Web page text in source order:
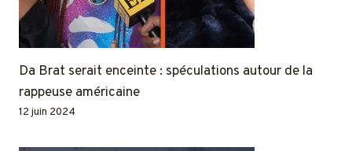
Da Brat serait enceinte : spéculations autour de la
rappeuse américaine
12 juin 2024